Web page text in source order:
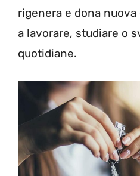
rigenera e dona
a lavorare, studiare o
quotidiane.